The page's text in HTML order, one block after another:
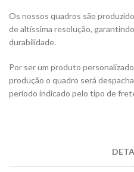
Os nossos quadros são
de altíssima resolução,
durabilidade.
Por ser um produto personalizado
produção o quadro será
período indicado pelo tipo de